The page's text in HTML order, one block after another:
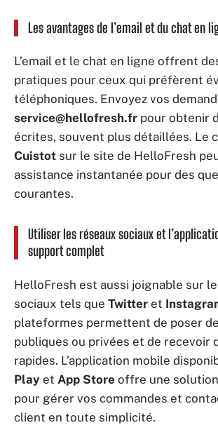
Les avantages de l’email et du chat en
L’email et le chat en ligne offrent
pratiques pour ceux qui préfèrent
téléphoniques. Envoyez vos
service@hellofresh.fr pour obtenir
écrites, souvent plus détaillées. Le
Cuistot sur le site de HelloFresh
assistance instantanée pour des
courantes.
Utiliser les réseaux sociaux et
support complet
HelloFresh est aussi joignable sur
sociaux tels que Twitter et
plateformes permettent de poser
publiques ou privées et de recevoir
rapides. L’application mobile
Play et App Store offre une
pour gérer vos commandes et
client en toute simplicité.